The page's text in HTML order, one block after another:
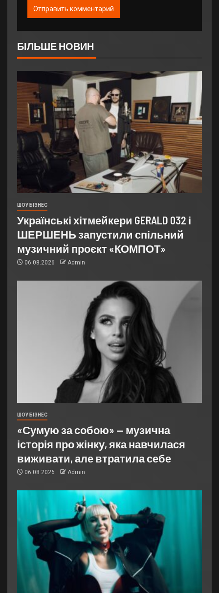
БІЛЬШЕ НОВИН
ШОУ БІЗНЕС
Українські хітмейкери GERALD 032 і
ШЕРШЕНЬ запустили спільний
музичний проєкт «КОМПОТ»
06.08.2026 Admin
ШОУ БІЗНЕС
«Сумую за собою» — музична
історія про жінку, яка навчилася
виживати, але втратила себе
06.08.2026 Admin